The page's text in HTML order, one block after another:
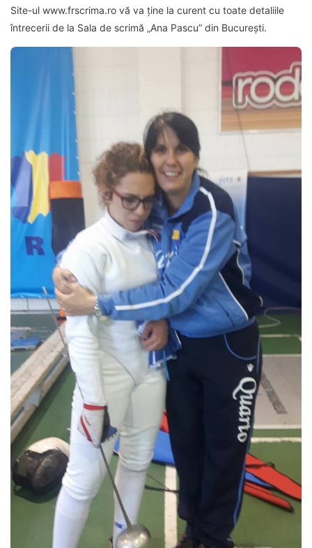
Site-ul www.frscrima.ro vă va ține la curent cu toate detaliile
întrecerii de la Sala de scrimă „Ana Pascu” din București.